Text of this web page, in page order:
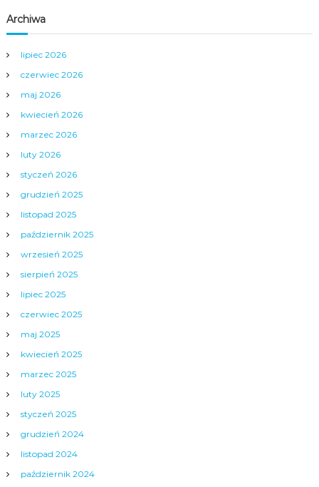
Archiwa
lipiec 2026
czerwiec 2026
maj 2026
kwiecień 2026
marzec 2026
luty 2026
styczeń 2026
grudzień 2025
listopad 2025
październik 2025
wrzesień 2025
sierpień 2025
lipiec 2025
czerwiec 2025
maj 2025
kwiecień 2025
marzec 2025
luty 2025
styczeń 2025
grudzień 2024
listopad 2024
październik 2024